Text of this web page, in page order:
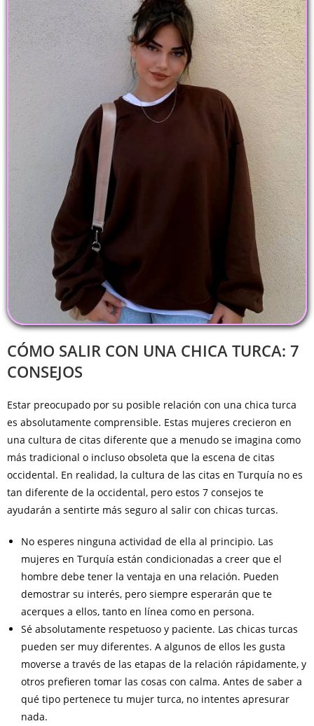
CÓMO SALIR CON UNA CHICA TURCA: 7
CONSEJOS
Estar preocupado por su posible relación con una chica turca
es absolutamente comprensible. Estas mujeres crecieron en
una cultura de citas diferente que a menudo se imagina como
más tradicional o incluso obsoleta que la escena de citas
occidental. En realidad, la cultura de las citas en Turquía no es
tan diferente de la occidental, pero estos 7 consejos te
ayudarán a sentirte más seguro al salir con chicas turcas.
No esperes ninguna actividad de ella al principio. Las
mujeres en Turquía están condicionadas a creer que el
hombre debe tener la ventaja en una relación. Pueden
demostrar su interés, pero siempre esperarán que te
acerques a ellos, tanto en línea como en persona.
Sé absolutamente respetuoso y paciente. Las chicas turcas
pueden ser muy diferentes. A algunos de ellos les gusta
moverse a través de las etapas de la relación rápidamente, y
otros prefieren tomar las cosas con calma. Antes de saber a
qué tipo pertenece tu mujer turca, no intentes apresurar
nada.